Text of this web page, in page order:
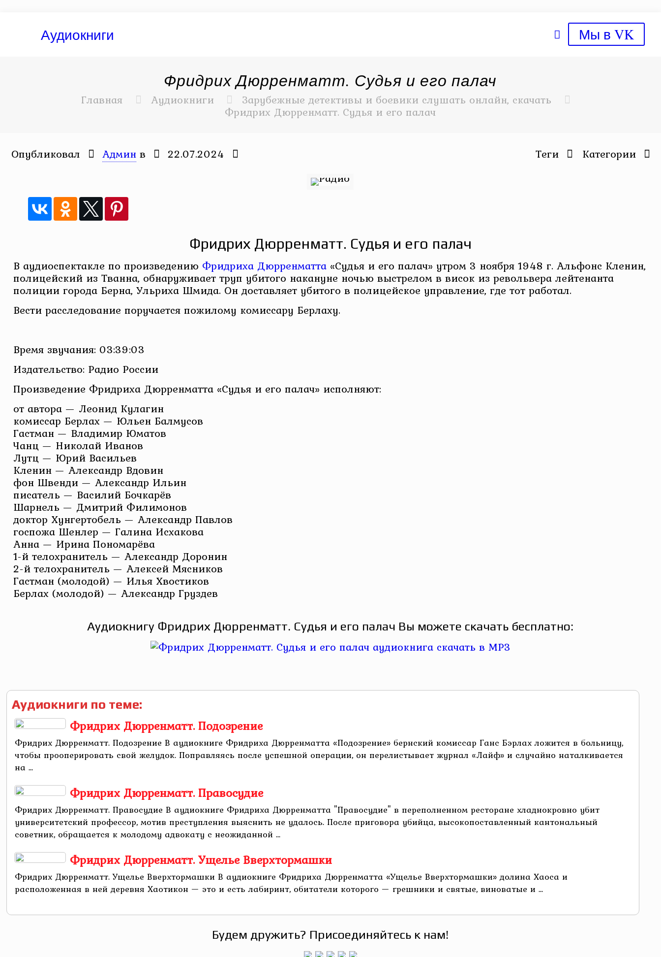
Аудиокниги Мы в VK
Фридрих Дюрренматт. Судья и его палач
Главная Аудиокниги Зарубежные детективы и боевики слушать онлайн, скачать
Фридрих Дюрренматт. Судья и его палач
Опубликовал Админ в 22.07.2024 Категории
Теги
Фридрих Дюрренматт. Судья и его палач
В аудиоспектакле по произведению Фридриха Дюрренматта«Судья и его палач» утром 3 ноября 1948 г. Альфонс Кленин,
полицейский из Тванна, обнаруживает труп убитого накануне ночью выстрелом в висок из револьвера лейтенанта
полиции города Берна, Ульриха Шмида. Он доставляет убитого в полицейское управление, где тот работал.
Вести расследование поручается пожилому комиссару Берлаху.
Время звучания: 03:39:03
Издательство: Радио России
Произведение Фридриха Дюрренматта «Судья и его палач» исполняют:
от автора — Леонид Кулагин
комиссар Берлах — Юльен Балмусов
Гастман — Владимир Юматов
Чанц — Николай Иванов
Лутц — Юрий Васильев
Кленин — Александр Вдовин
фон Швенди — Александр Ильин
писатель — Василий Бочкарёв
Шарнель — Дмитрий Филимонов
доктор Хунгертобель — Александр Павлов
госпожа Шенлер — Галина Исхакова
Анна — Ирина Пономарёва
1-й телохранитель — Александр Доронин
2-й телохранитель — Алексей Мясников
Гастман (молодой) — Илья Хвостиков
Берлах (молодой) — Александр Груздев
Аудиокнигу Фридрих Дюрренматт. Судья и его палач Вы можете скачать бесплатно:
Аудиокниги по теме:
Фридрих Дюрренматт. Подозрение
Фридрих Дюрренматт. Подозрение В аудиокниге Фридриха Дюрренматта «Подозрение» бернский комиссар Ганс Бэрлах ложится в больницу,
чтобы прооперировать свой желудок. Поправляясь после успешной операции, он перелистывает журнал «Лайф» и случайно наталкивается
на ...
Фридрих Дюрренматт. Правосудие
Фридрих Дюрренматт. Правосудие В аудиокниге Фридриха Дюрренматта "Правосудие" в переполненном ресторане хладнокровно убит
университетский профессор, мотив преступления выяснить не удалось. После приговора убийца, высокопоставленный кантональный
советник, обращается к молодому адвокату с неожиданной ...
Фридрих Дюрренматт. Ущелье Вверхтормашки
Фридрих Дюрренматт. Ущелье Вверхтормашки В аудиокниге Фридриха Дюрренматта «Ущелье Вверхтормашки» долина Хаоса и
расположенная в ней деревня Хаотикон — это и есть лабиринт, обитатели которого — грешники и святые, виноватые и ...
Будем дружить? Присоединяйтесь к нам!